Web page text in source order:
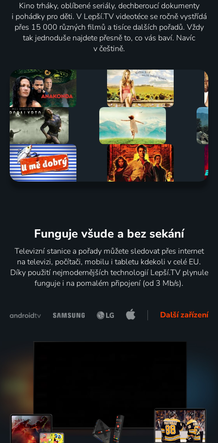
Kino trháky, oblíbené seriály, dechberoucí dokumenty
i pohádky pro děti. V Lepší.TV videotéce se ročně vystřídá
přes 15 000 různých filmů a tisíce dalších pořadů. Vždy
tak jednoduše najdete přesně to, co vás baví. Navíc
v češtině.
Funguje všude a bez sekání
Televizní stanice a pořady můžete sledovat přes internet
na televizi, počítači, mobilu i tabletu kdekoli v celé EU.
Díky použití nejmodernějších technologií Lepší.TV plynule
funguje i na pomalém připojení (od 3 Mb/s).
Další zařízení